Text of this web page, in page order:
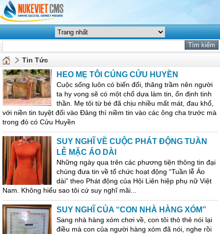
Tin Tức
HEO MẸ TÔI CÚNG CỬU HUYỀN
Cuộc sống luôn có biến đổi, thăng trầm nên người
ta hy vọng sẽ có một chổ dựa làm tin, ổn định tinh
thần. Mẹ tôi từ bé đã chịu nhiều mất mát, đau khổ,
với niền tin tuyệt đối vào Đảng thì niềm tin vào các ông cha trước mà
trong đó có Cửu Huyền
SUY NGHĨ VỀ CUỘC PHÁT ĐỘNG TUẦN
LỄ MẶC ÁO DÀI
Những ngày qua trên các phương tiện thông tin đại
chúng đưa tin về tổ chức hoạt động “Tuần lễ Áo
dài” theo Phát động của Hội Liên hiệp phụ nữ Việt
Nam. Không hiểu sao tôi cứ suy nghĩ mãi...
SUY NGHĨ CỦA “CON NHÀ HÀNG XÓM”
Sang nhà hàng xóm chơi về, con tôi thỏ thẻ nói lại
điều mà con của người hàng xóm đã nói, nghe rồi